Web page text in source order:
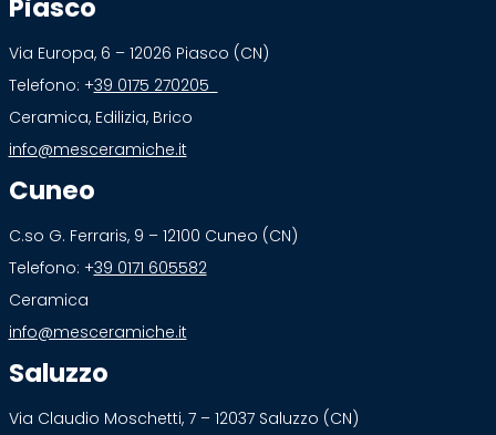
Piasco
Via Europa, 6 – 12026 Piasco (CN)
Telefono: +39 0175 270205
Ceramica, Edilizia, Brico
info@mesceramiche.it
Cuneo
C.so G. Ferraris, 9 – 12100 Cuneo (CN)
Telefono: +39 0171 605582
Ceramica
info@mesceramiche.it
Saluzzo
Via Claudio Moschetti, 7 – 12037 Saluzzo (CN)